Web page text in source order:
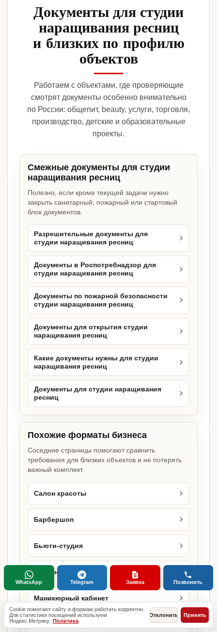
Документы для студии
наращивания ресниц
и близких по профилю
объектов
Работаем с объектами, где проверяющие
смотрят документы особенно внимательно
по России: общепит, beauty, услуги, торговля,
производство, детские и образовательные
проекты.
Смежные документы для студии
наращивания ресниц
Полезно, если кроме текущей задачи нужно
закрыть санитарный, пожарный или стартовый
блок документов.
Разрешительные документы для
студии наращивания ресниц
Документы в Роспотребнадзор для
студии наращивания ресниц
Документы по пожарной безопасности
студии наращивания ресниц
Документы для открытия студии
наращивания ресниц
Какие документы нужны для студии
наращивания ресниц
Документы для студии наращивания
ресниц
Похожие форматы бизнеса
Соседние страницы помогают сравнить
требования для близких объектов и не потерять
важный комплект.
Салон красоты
Барбершоп
Бьюти-студия
Лазерная эпиляция
Маникюрный кабинет
Маникюрный салон
Cookie помогают сайту и формам работать корректно.
Для статистики посещений используем
Яндекс.Метрику. Политика
Отклонить Принять
WhatsApp Telegram Заявка Позвонить